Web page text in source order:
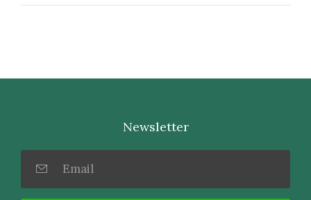
Newsletter